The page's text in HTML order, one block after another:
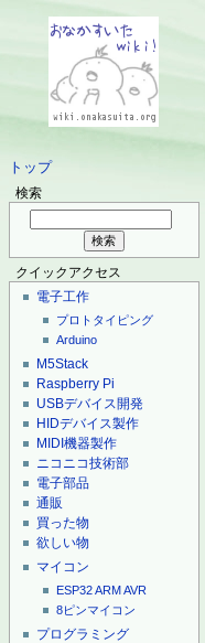
トップ
検索
クイックアクセス
電子工作
プロトタイピング
Arduino
M5Stack
Raspberry Pi
USBデバイス開発
HIDデバイス製作
MIDI機器製作
ニコニコ技術部
電子部品
通販
買った物
欲しい物
マイコン
ESP32ARMAVR
8ピンマイコン
プログラミング